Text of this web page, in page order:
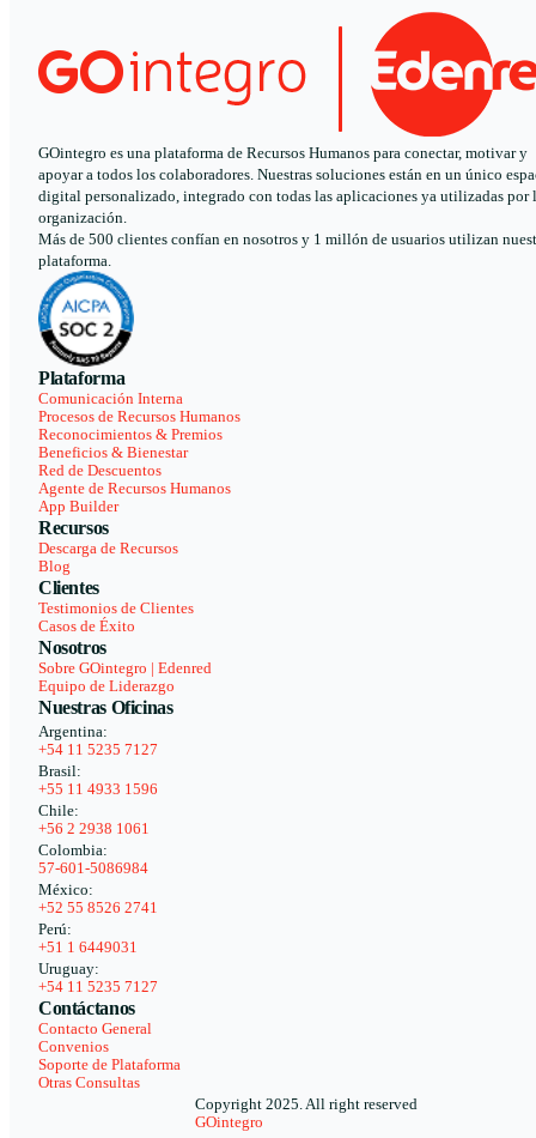
GOintegro es una plataforma de Recursos Humanos para conectar, motivar y
apoyar a todos los colaboradores. Nuestras soluciones están en un único
digital personalizado, integrado con todas las aplicaciones ya utilizadas por
organización.
Más de 500 clientes confían en nosotros y 1 millón de usuarios utilizan
plataforma.
Plataforma
Comunicación Interna
Procesos de Recursos Humanos
Reconocimientos & Premios
Beneficios & Bienestar
Red de Descuentos
Agente de Recursos Humanos
App Builder
Recursos
Descarga de Recursos
Blog
Clientes
Testimonios de Clientes
Casos de Éxito
Nosotros
Sobre GOintegro | Edenred
Equipo de Liderazgo
Nuestras Oficinas
Argentina:
+54 11 5235 7127
Brasil:
+55 11 4933 1596
Chile:
+56 2 2938 1061
Colombia:
57-601-5086984
México:
+52 55 8526 2741
Perú:
+51 1 6449031
Uruguay:
+54 11 5235 7127
Contáctanos
Contacto General
Convenios
Soporte de Plataforma
Otras Consultas
Copyright 2025. All right reserved
GOintegro